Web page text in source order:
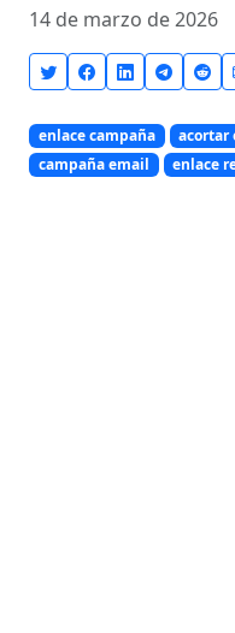
14 de marzo de 2026
enlace campaña acortar
campaña email
enlace